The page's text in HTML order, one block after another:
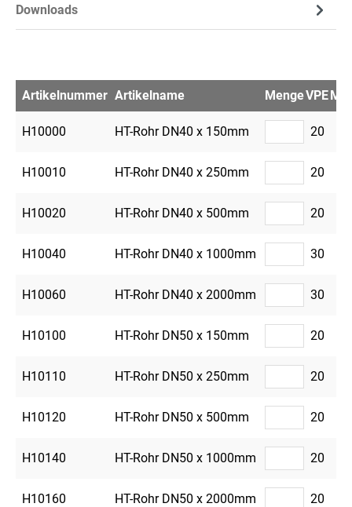
Downloads
Artikelnummer Artikelname MengeVPE
H10000 HT-Rohr DN40 x 150mm 20
H10010 HT-Rohr DN40 x 250mm 20
H10020 HT-Rohr DN40 x 500mm 20
H10040 HT-Rohr DN40 x 1000mm 30
H10060 HT-Rohr DN40 x 2000mm 30
H10100 HT-Rohr DN50 x 150mm 20
H10110 HT-Rohr DN50 x 250mm 20
H10120 HT-Rohr DN50 x 500mm 20
H10140 HT-Rohr DN50 x 1000mm 20
H10160 HT-Rohr DN50 x 2000mm 20